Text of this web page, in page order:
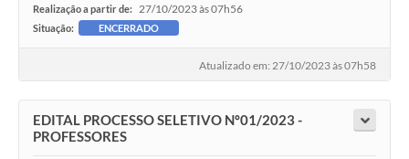
Realização a partir de: 27/10/2023 às 07h56
Situação: ENCERRADO
Atualizado em: 27/10/2023 às 07h58
EDITAL PROCESSO SELETIVO Nº01/2023 -
PROFESSORES